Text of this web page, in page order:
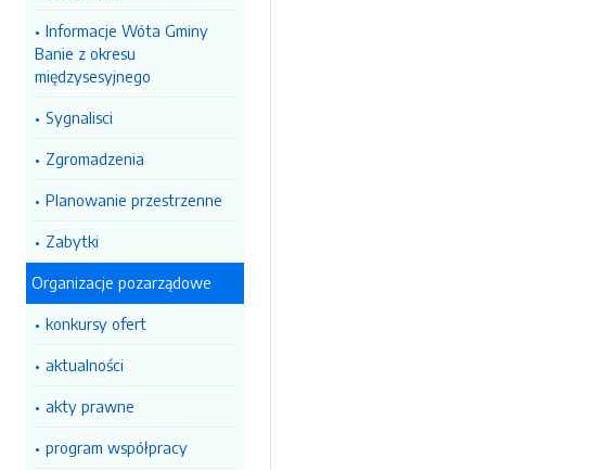
Informacje Wóta Gminy
Banie z okresu
międzysesyjnego
Sygnalisci
Zgromadzenia
Planowanie przestrzenne
Zabytki
Organizacje pozarządowe
konkursy ofert
aktualności
akty prawne
program współpracy